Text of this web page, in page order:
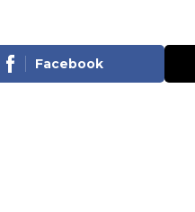
Facebook